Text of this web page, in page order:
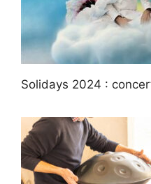
Solidays 2024 :